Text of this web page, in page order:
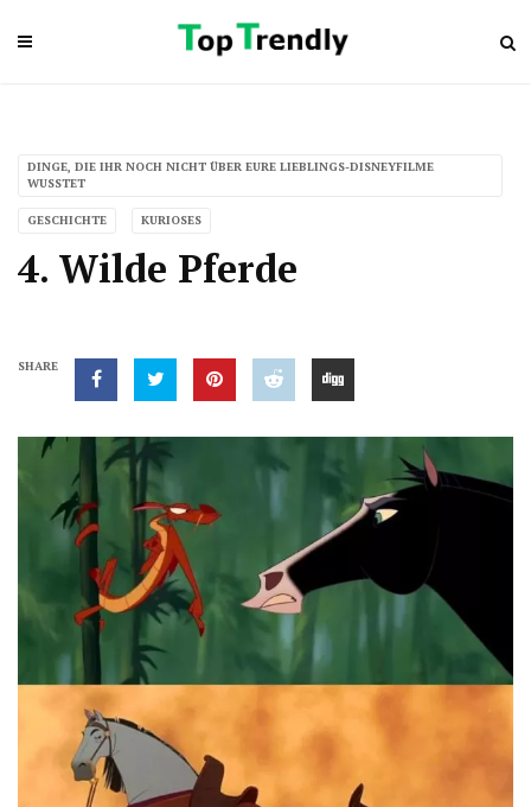
DINGE, DIE IHR NOCH NICHT ÜBER EURE LIEBLINGS-DISNEYFILME
WUSSTET
GESCHICHTE KURIOSES
4. Wilde Pferde
SHARE